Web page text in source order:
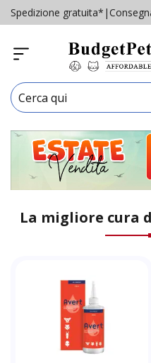
Spedizione gratuita* |
La migliore cura